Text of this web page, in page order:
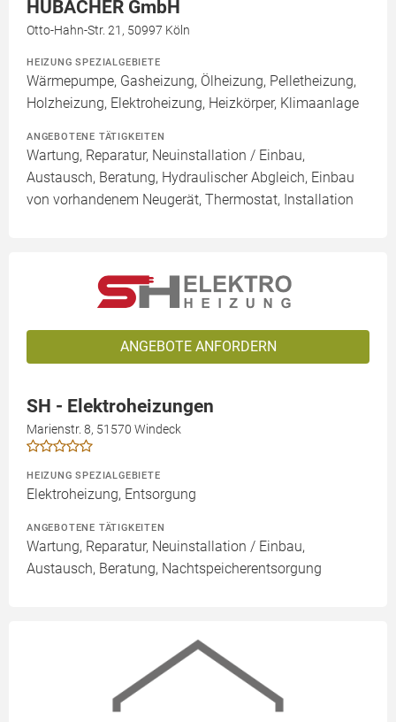
HUBACHER GmbH
Otto-Hahn-Str. 21, 50997 Köln
HEIZUNG SPEZIALGEBIETE
Wärmepumpe, Gasheizung, Ölheizung, Pelletheizung,
Holzheizung, Elektroheizung, Heizkörper, Klimaanlage
ANGEBOTENE TÄTIGKEITEN
Wartung, Reparatur, Neuinstallation / Einbau,
Austausch, Beratung, Hydraulischer Abgleich, Einbau
von vorhandenem Neugerät, Thermostat, Installation
ANGEBOTE ANFORDERN
SH - Elektroheizungen
Marienstr. 8, 51570 Windeck
HEIZUNG SPEZIALGEBIETE
Elektroheizung, Entsorgung
ANGEBOTENE TÄTIGKEITEN
Wartung, Reparatur, Neuinstallation / Einbau,
Austausch, Beratung, Nachtspeicherentsorgung